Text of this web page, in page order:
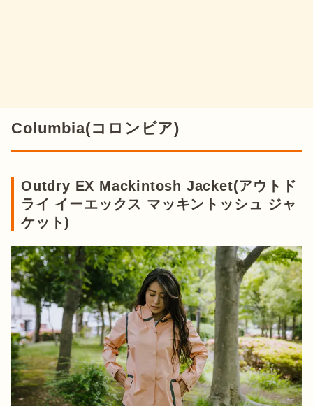
Columbia(コロンビア)
Outdry EX Mackintosh Jacket(アウトド
ライ イーエックス マッキントッシュ ジャ
ケット)